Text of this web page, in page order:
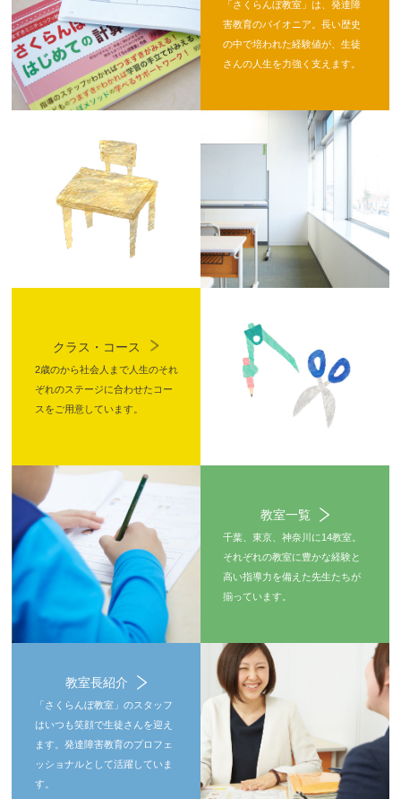
「さくらんぼ教室」は、発達障
害教育のパイオニア。長い歴史
の中で培われた経験値が、生徒
さんの人生を力強く支えます。
クラス・コース
2歳のから社会人まで人生のそれ
ぞれのステージに合わせたコー
スをご用意しています。
教室一覧
千葉、東京、神奈川に14教室。
それぞれの教室に豊かな経験と
高い指導力を備えた先生たちが
揃っています。
教室長紹介
「さくらんぼ教室」のスタッフ
はいつも笑顔で生徒さんを迎え
ます。発達障害教育のプロフェ
ッショナルとして活躍していま
す。